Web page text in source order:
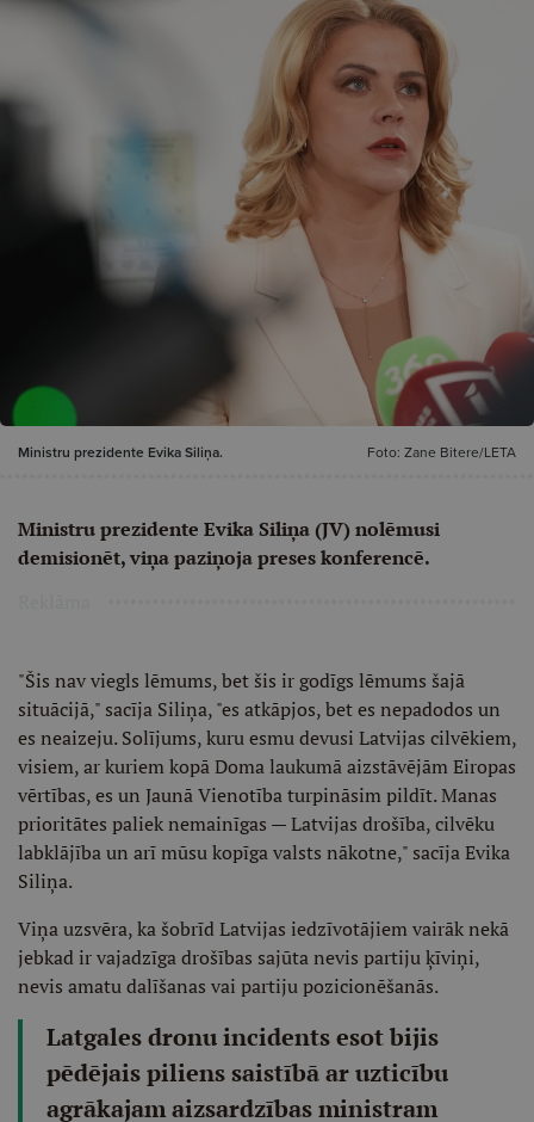
Ministru prezidente Evika Siliņa. Foto: Zane Bitere/LETA
Ministru prezidente Evika Siliņa (JV) nolēmusi
demisionēt, viņa paziņoja preses konferencē.
"Šis nav viegls lēmums, bet šis ir godīgs lēmums šajā
situācijā," sacīja Siliņa, "es atkāpjos, bet es nepadodos un
es neaizeju. Solījums, kuru esmu devusi Latvijas cilvēkiem,
visiem, ar kuriem kopā Doma laukumā aizstāvējām Eiropas
vērtības, es un Jaunā Vienotība turpināsim pildīt. Manas
prioritātes paliek nemainīgas — Latvijas drošība, cilvēku
labklājība un arī mūsu kopīga valsts nākotne," sacīja Evika
Siliņa.
Viņa uzsvēra, ka šobrīd Latvijas iedzīvotājiem vairāk nekā
jebkad ir vajadzīga drošības sajūta nevis partiju ķīviņi,
nevis amatu dalīšanas vai partiju pozicionēšanās.
Latgales dronu incidents esot bijis
pēdējais piliens saistībā ar uzticību
agrākajam aizsardzības ministram